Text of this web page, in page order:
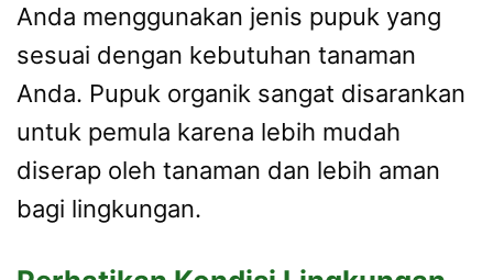
Anda menggunakan jenis pupuk yang
sesuai dengan kebutuhan tanaman
Anda. Pupuk organik sangat disarankan
untuk pemula karena lebih mudah
diserap oleh tanaman dan lebih aman
bagi lingkungan.